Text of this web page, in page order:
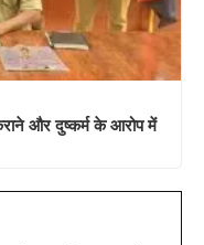
और दुष्कर्म के आरोप में